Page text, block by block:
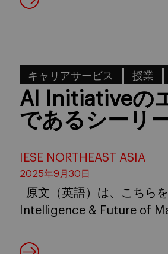
キャリアサービス 授業
AI Initiativeの
であるシーリ
IESE NORTHEAST ASIA
2025年9月30日
原文（英語）は、こちら
Intelligence & Future of